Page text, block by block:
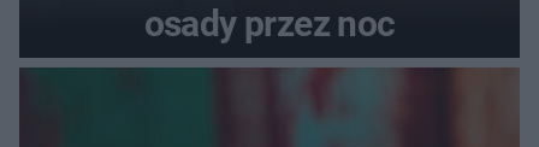
osady przez noc